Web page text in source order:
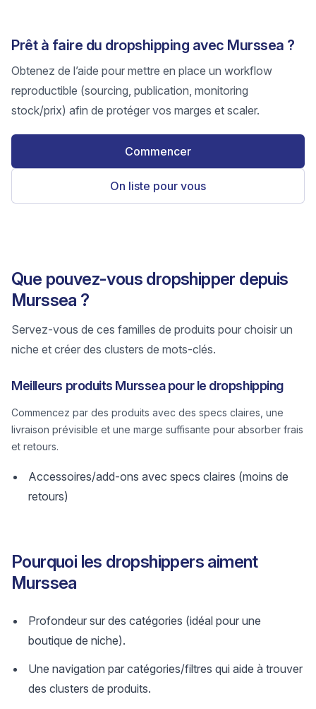
Prêt à faire du dropshipping avec Murssea ?
Obtenez de l’aide pour mettre en place un workflow
reproductible (sourcing, publication, monitoring
stock/prix) afin de protéger vos marges et scaler.
Commencer
On liste pour vous
Que pouvez-vous dropshipper depuis
Murssea ?
Servez-vous de ces familles de produits pour choisir un
niche et créer des clusters de mots-clés.
Meilleurs produits Murssea pour le dropshipping
Commencez par des produits avec des specs claires, une
livraison prévisible et une marge suffisante pour absorber frais
et retours.
Accessoires/add-ons avec specs claires (moins de
retours)
Pourquoi les dropshippers aiment
Murssea
Profondeur sur des catégories (idéal pour une
boutique de niche).
Une navigation par catégories/filtres qui aide à trouver
des clusters de produits.